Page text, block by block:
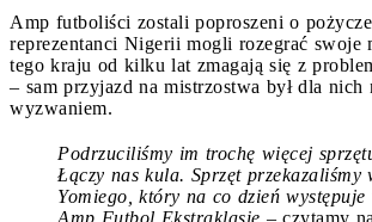
Amp futboliści zostali poproszeni o
reprezentanci Nigerii mogli rozegrać swoje
tego kraju od kilku lat zmagają się z
– sam przyjazd na mistrzostwa był dla nich
wyzwaniem.
Podrzuciliśmy im trochę więcej
Łączy nas kula. Sprzęt przekazaliśmy
Yomiego, który na co dzień występuje
Amp Futbol Ekstraklasie – czytamy